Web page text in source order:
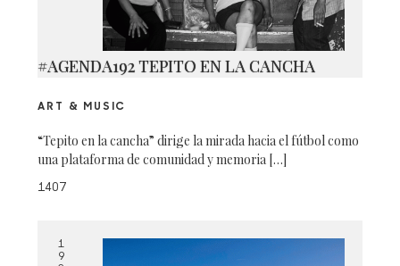
#AGENDA192 TEPITO EN LA CANCHA
ART & MUSIC
“Tepito en la cancha” dirige la mirada hacia el fútbol como
una plataforma de comunidad y memoria […]
1407
1
9